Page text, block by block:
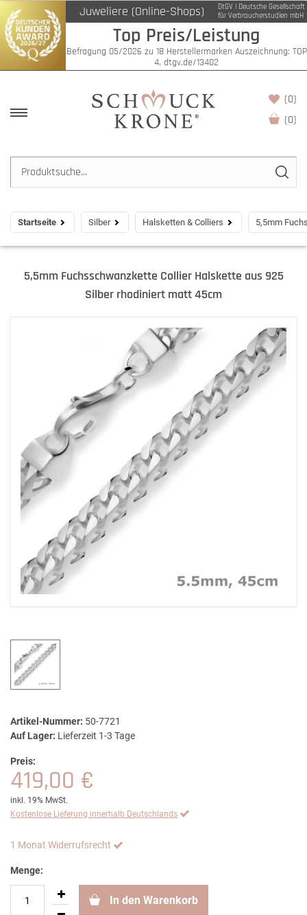
Juweliere (Online-Shops)
DtGV | Deutsche Gesellschaft
für Verbraucherstudien mbH
Top Preis/Leistung
Befragung 05/2026 zu 18 Herstellermarken Auszeichnung: TOP
4, dtgv.de/13402
(0)
(0)
Startseite Silber Halsketten & Colliers 5,5mm
5,5mm Fuchsschwanzkette Collier Halskette aus 925
Silber rhodiniert matt 45cm
Artikel-Nummer: 50-7721
Auf Lager: Lieferzeit 1-3 Tage
Preis:
419,00 €
inkl. 19% MwSt.
Kostenlose Lieferung innerhalb Deutschlands
1 Monat Widerrufsrecht
Menge:
In den Warenkorb